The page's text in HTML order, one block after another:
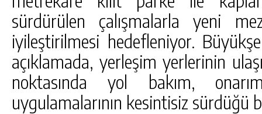
sürdürülen çalışmalarla yeni
iyileştirilmesi hedefleniyor.
açıklamada, yerleşim yerlerinin
noktasında yol bakım,
uygulamalarının kesintisiz sürdüğü